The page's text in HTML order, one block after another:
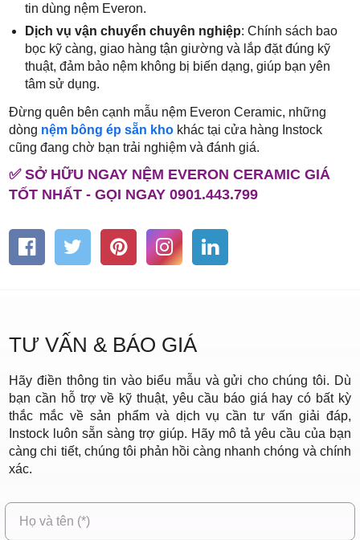
tin dùng nệm Everon.
Dịch vụ vận chuyển chuyên nghiệp: Chính sách bao
bọc kỹ càng, giao hàng tận giường và lắp đặt đúng kỹ
thuật, đảm bảo nệm không bị biến dạng, giúp bạn yên
tâm sử dụng.
Đừng quên bên cạnh mẫu nệm Everon Ceramic, những
dòng nệm bông ép sẵn kho khác tại cửa hàng Instock
cũng đang chờ bạn trải nghiệm và đánh giá.
✅ SỞ HỮU NGAY NỆM EVERON CERAMIC GIÁ
TỐT NHẤT - GỌI NGAY 0901.443.799
TƯ VẤN & BÁO GIÁ
Hãy điền thông tin vào biểu mẫu và gửi cho chúng tôi. Dù
bạn cần hỗ trợ về kỹ thuật, yêu cầu báo giá hay có bất kỳ
thắc mắc về sản phẩm và dịch vụ cần tư vấn giải đáp,
Instock luôn sẵn sàng trợ giúp. Hãy mô tả yêu cầu của bạn
càng chi tiết, chúng tôi phản hồi càng nhanh chóng và chính
xác.